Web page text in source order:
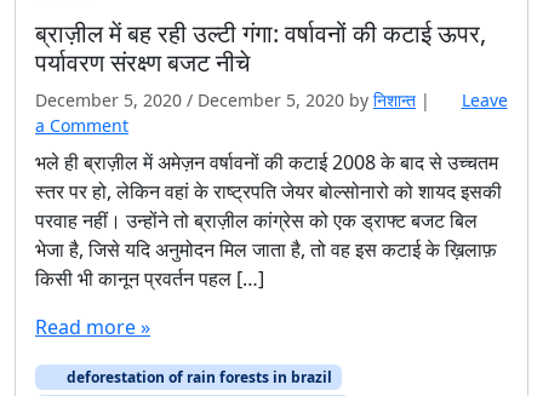
ब्राज़ील में बह रही उल्टी गंगा: वर्षावनों की कटाई ऊपर,
पर्यावरण संरक्ष्ण बजट नीचे
December 5, 2020 / December 5, 2020 by निशान्त |
Leave
a Comment
भले ही ब्राज़ील में अमेज़न वर्षावनों की कटाई 2008 के बाद से उच्चतम
स्तर पर हो, लेकिन वहां के राष्ट्रपति जेयर बोल्सोनारो को शायद इसकी
परवाह नहीं। उन्होंने तो ब्राज़ील कांग्रेस को एक ड्राफ्ट बजट बिल
भेजा है, जिसे यदि अनुमोदन मिल जाता है, तो वह इस कटाई के ख़िलाफ़
किसी भी कानून प्रवर्तन पहल […]
Read more »
deforestation of rain forests in brazil